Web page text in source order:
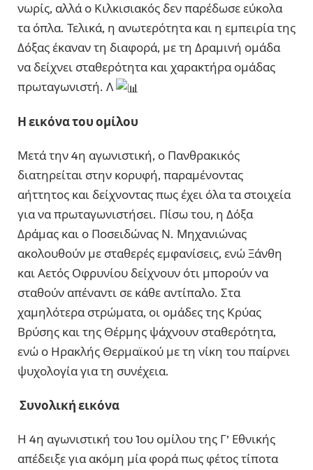
νωρίς, αλλά ο Κιλκισιακός δεν παρέδωσε εύκολα
τα όπλα. Τελικά, η ανωτερότητα και η εμπειρία της
Δόξας έκαναν τη διαφορά, με τη Δραμινή ομάδα
να δείχνει σταθερότητα και χαρακτήρα ομάδας
πρωταγωνιστή. Λ
Η εικόνα του ομίλου
Μετά την 4η αγωνιστική, ο Πανθρακικός
διατηρείται στην κορυφή, παραμένοντας
αήττητος και δείχνοντας πως έχει όλα τα στοιχεία
για να πρωταγωνιστήσει. Πίσω του, η Δόξα
Δράμας και ο Ποσειδώνας Ν. Μηχανιώνας
ακολουθούν με σταθερές εμφανίσεις, ενώ Ξάνθη
και Αετός Οφρυνίου δείχνουν ότι μπορούν να
σταθούν απέναντι σε κάθε αντίπαλο. Στα
χαμηλότερα στρώματα, οι ομάδες της Κρύας
Βρύσης και της Θέρμης ψάχνουν σταθερότητα,
ενώ ο Ηρακλής Θερμαϊκού με τη νίκη του παίρνει
ψυχολογία για τη συνέχεια.
Συνολική εικόνα
Η 4η αγωνιστική του 1ου ομίλου της Γ’ Εθνικής
απέδειξε για ακόμη μία φορά πως φέτος τίποτα